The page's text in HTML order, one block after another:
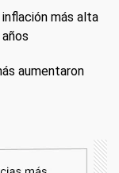
más alta
aumentaron